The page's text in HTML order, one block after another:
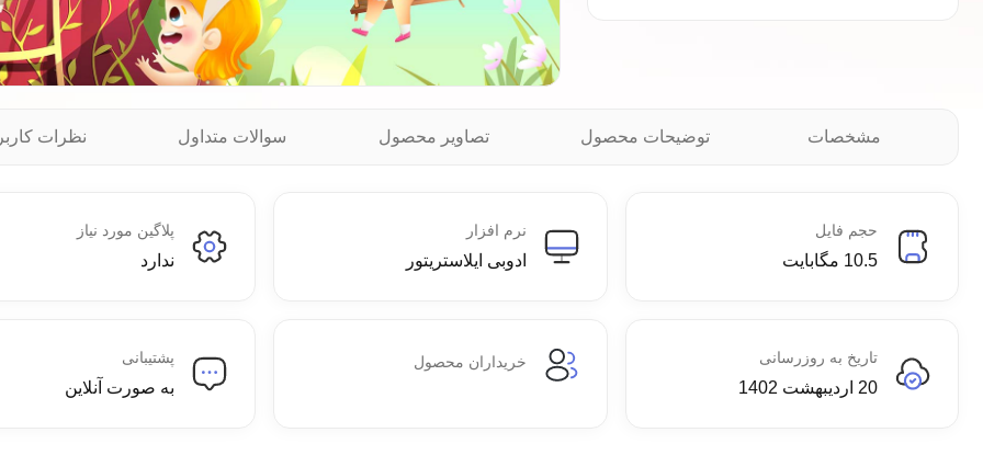
مشخصات توضیحات محصول تصاویر محصول سوالات متداول نظرات
حجم فایل
10.5 مگابایت
نرم افزار
ادوبی ایلاستریتور
پلاگین مورد نیاز
ندارد
تاریخ به روزرسانی
20 اردیبهشت 1402
خریداران محصول پشتیبانی
به صورت آنلاین